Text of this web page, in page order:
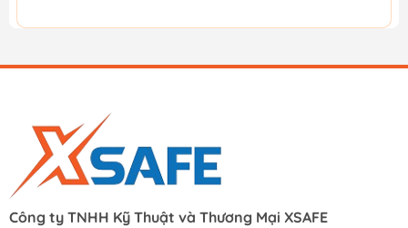
Công ty TNHH Kỹ Thuật và Thương Mại XSAFE